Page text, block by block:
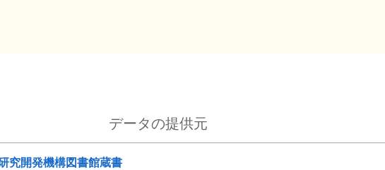
データの提供元
究開発機構図書館蔵書